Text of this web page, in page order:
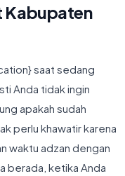
Kabupaten
saat sedang
Anda tidak ingin
apakah sudah
perlu khawatir karena
waktu adzan dengan
berada, ketika Anda